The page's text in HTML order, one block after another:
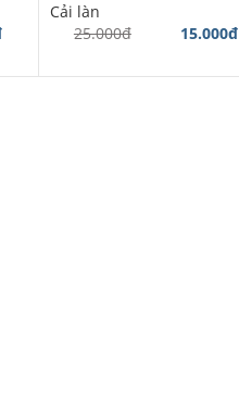
Cải làn
25.000đ
15.000đ